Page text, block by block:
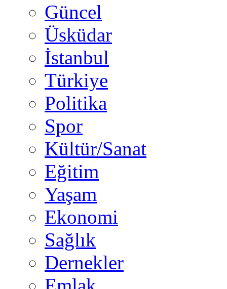
Güncel
Üsküdar
İstanbul
Türkiye
Politika
Spor
Kültür/Sanat
Eğitim
Yaşam
Ekonomi
Sağlık
Dernekler